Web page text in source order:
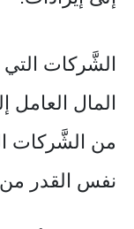
الشَّركات
المال العامل
من الشَّركات
نفس القدر من